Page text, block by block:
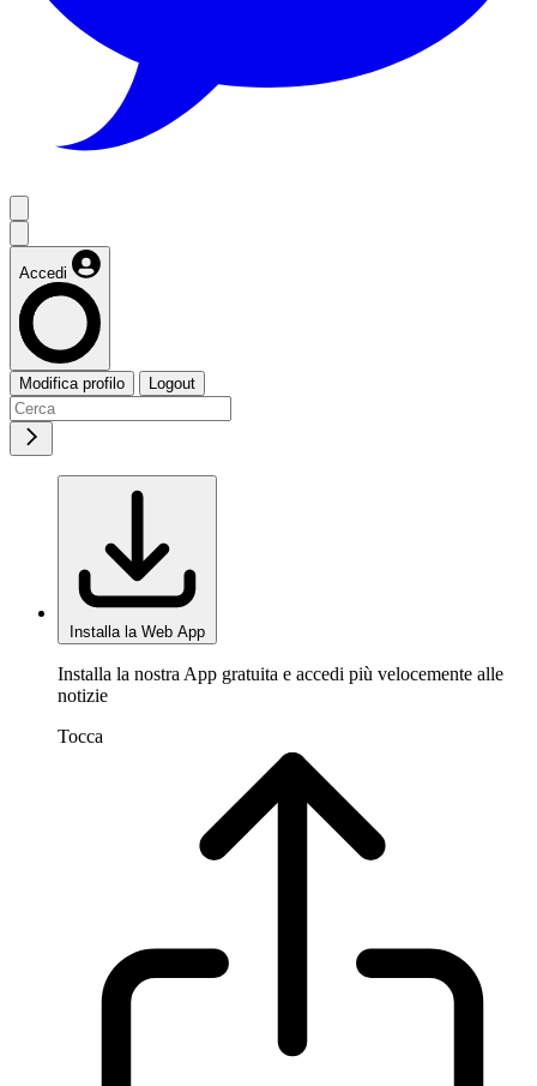
Accedi
Modifica profilo Logout
Installa la Web App
Installa la nostra App gratuita e accedi più velocemente alle
notizie
Tocca